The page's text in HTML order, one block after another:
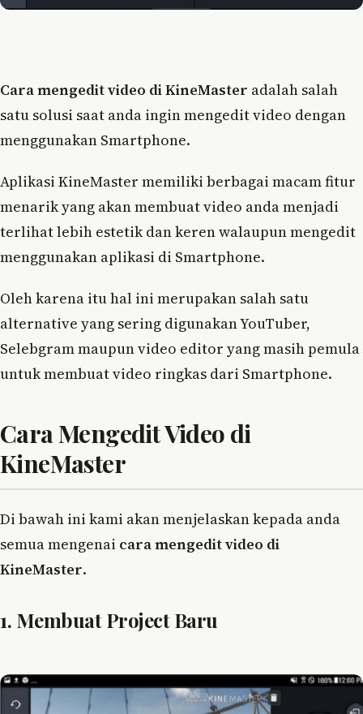
Cara mengedit video di KineMaster adalah salah
satu solusi saat anda ingin mengedit video dengan
menggunakan Smartphone.
Aplikasi KineMaster memiliki berbagai macam fitur
menarik yang akan membuat video anda menjadi
terlihat lebih estetik dan keren walaupun mengedit
menggunakan aplikasi di Smartphone.
Oleh karena itu hal ini merupakan salah satu
alternative yang sering digunakan YouTuber,
Selebgram maupun video editor yang masih pemula
untuk membuat video ringkas dari Smartphone.
Cara Mengedit Video di
KineMaster
Di bawah ini kami akan menjelaskan kepada anda
semua mengenai cara mengedit video di
KineMaster.
1. Membuat Project Baru